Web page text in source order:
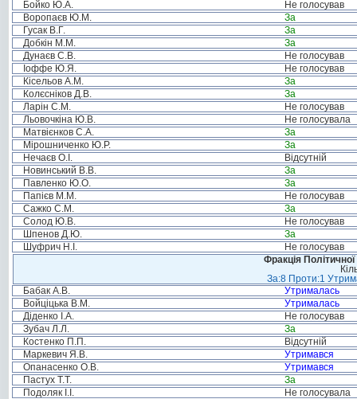
Бойко Ю.А.
Не голосував
Воропаєв Ю.М.
За
Гусак В.Г.
За
Добкін М.М.
За
Дунаєв С.В.
Не голосував
Іоффе Ю.Я.
Не голосував
Кісельов А.М.
За
Колєсніков Д.В.
За
Ларін С.М.
Не голосував
Льовочкіна Ю.В.
Не голосувала
Матвієнков С.А.
За
Мірошниченко Ю.Р.
За
Нечаєв О.І.
Відсутній
Новинський В.В.
За
Павленко Ю.О.
За
Папієв М.М.
Не голосував
Сажко С.М.
За
Солод Ю.В.
Не голосував
Шпенов Д.Ю.
За
Шуфрич Н.І.
Не голосував
Фракція
За:8 Проти:1
Бабак А.В.
Утрималась
Войціцька В.М.
Утрималась
Діденко І.А.
Не голосував
Зубач Л.Л.
За
Костенко П.П.
Відсутній
Маркевич Я.В.
Утримався
Опанасенко О.В.
Утримався
Пастух Т.Т.
За
Подоляк І.І.
Не голосувала